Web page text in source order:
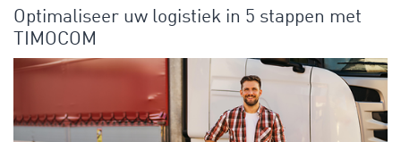
Optimaliseer uw logistiek in 5 stappen met
TIMOCOM